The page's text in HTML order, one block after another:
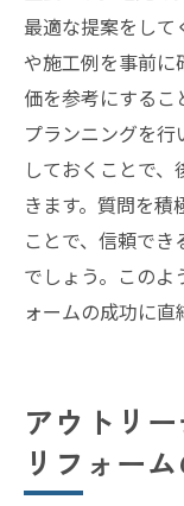
最適な提案をし
や施工例を事前に
価を参考にするこ
プランニングを
しておくことで
きます。質問を
ことで、信頼で
でしょう。このよ
ォームの成功に直
アウトリ
リフォー